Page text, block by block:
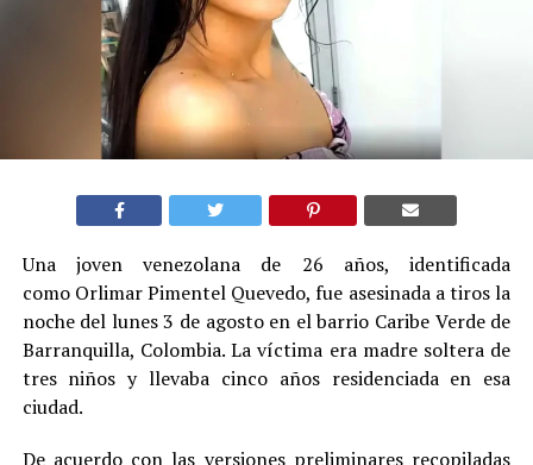
Una joven venezolana de 26 años, identificada
como Orlimar Pimentel Quevedo, fue asesinada a tiros la
noche del lunes 3 de agosto en el barrio Caribe Verde de
Barranquilla, Colombia. La víctima era madre soltera de
tres niños y llevaba cinco años residenciada en esa
ciudad.
De acuerdo con las versiones preliminares recopiladas